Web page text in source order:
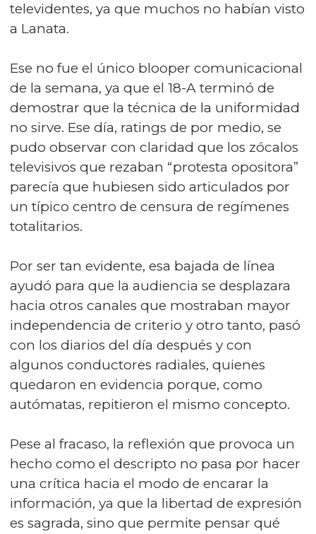
televidentes, ya que muchos no habían visto
a Lanata.
Ese no fue el único blooper comunicacional
de la semana, ya que el 18-A terminó de
demostrar que la técnica de la uniformidad
no sirve. Ese día, ratings de por medio, se
pudo observar con claridad que los zócalos
televisivos que rezaban “protesta opositora”
parecía que hubiesen sido articulados por
un típico centro de censura de regímenes
totalitarios.
Por ser tan evidente, esa bajada de línea
ayudó para que la audiencia se desplazara
hacia otros canales que mostraban mayor
independencia de criterio y otro tanto, pasó
con los diarios del día después y con
algunos conductores radiales, quienes
quedaron en evidencia porque, como
autómatas, repitieron el mismo concepto.
Pese al fracaso, la reflexión que provoca un
hecho como el descripto no pasa por hacer
una crítica hacia el modo de encarar la
información, ya que la libertad de expresión
es sagrada, sino que permite pensar qué